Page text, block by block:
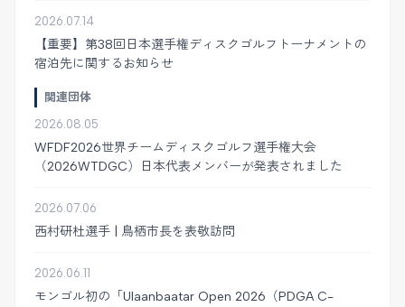
2026.07.14
【重要】第38回日本選手権ディスクゴルフトーナメントの
宿泊先に関するお知らせ
関連団体
2026.08.05
WFDF2026世界チームディスクゴルフ選手権大会
（2026WTDGC）日本代表メンバーが発表されました
2026.07.06
西村研杜選手 | 鳥栖市長を表敬訪問
2026.06.11
モンゴル初の「Ulaanbaatar Open 2026（PDGA C-